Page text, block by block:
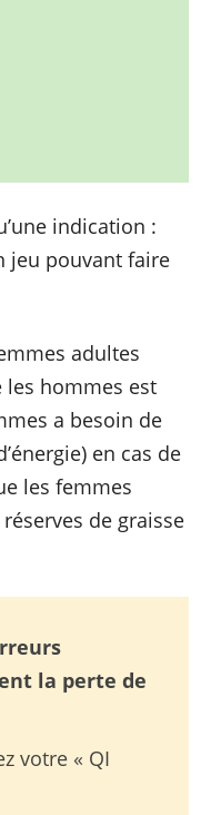
indication :
jeu pouvant faire
adultes
les hommes est
a besoin de
en cas de
les femmes
de graisse
la perte de
votre « QI